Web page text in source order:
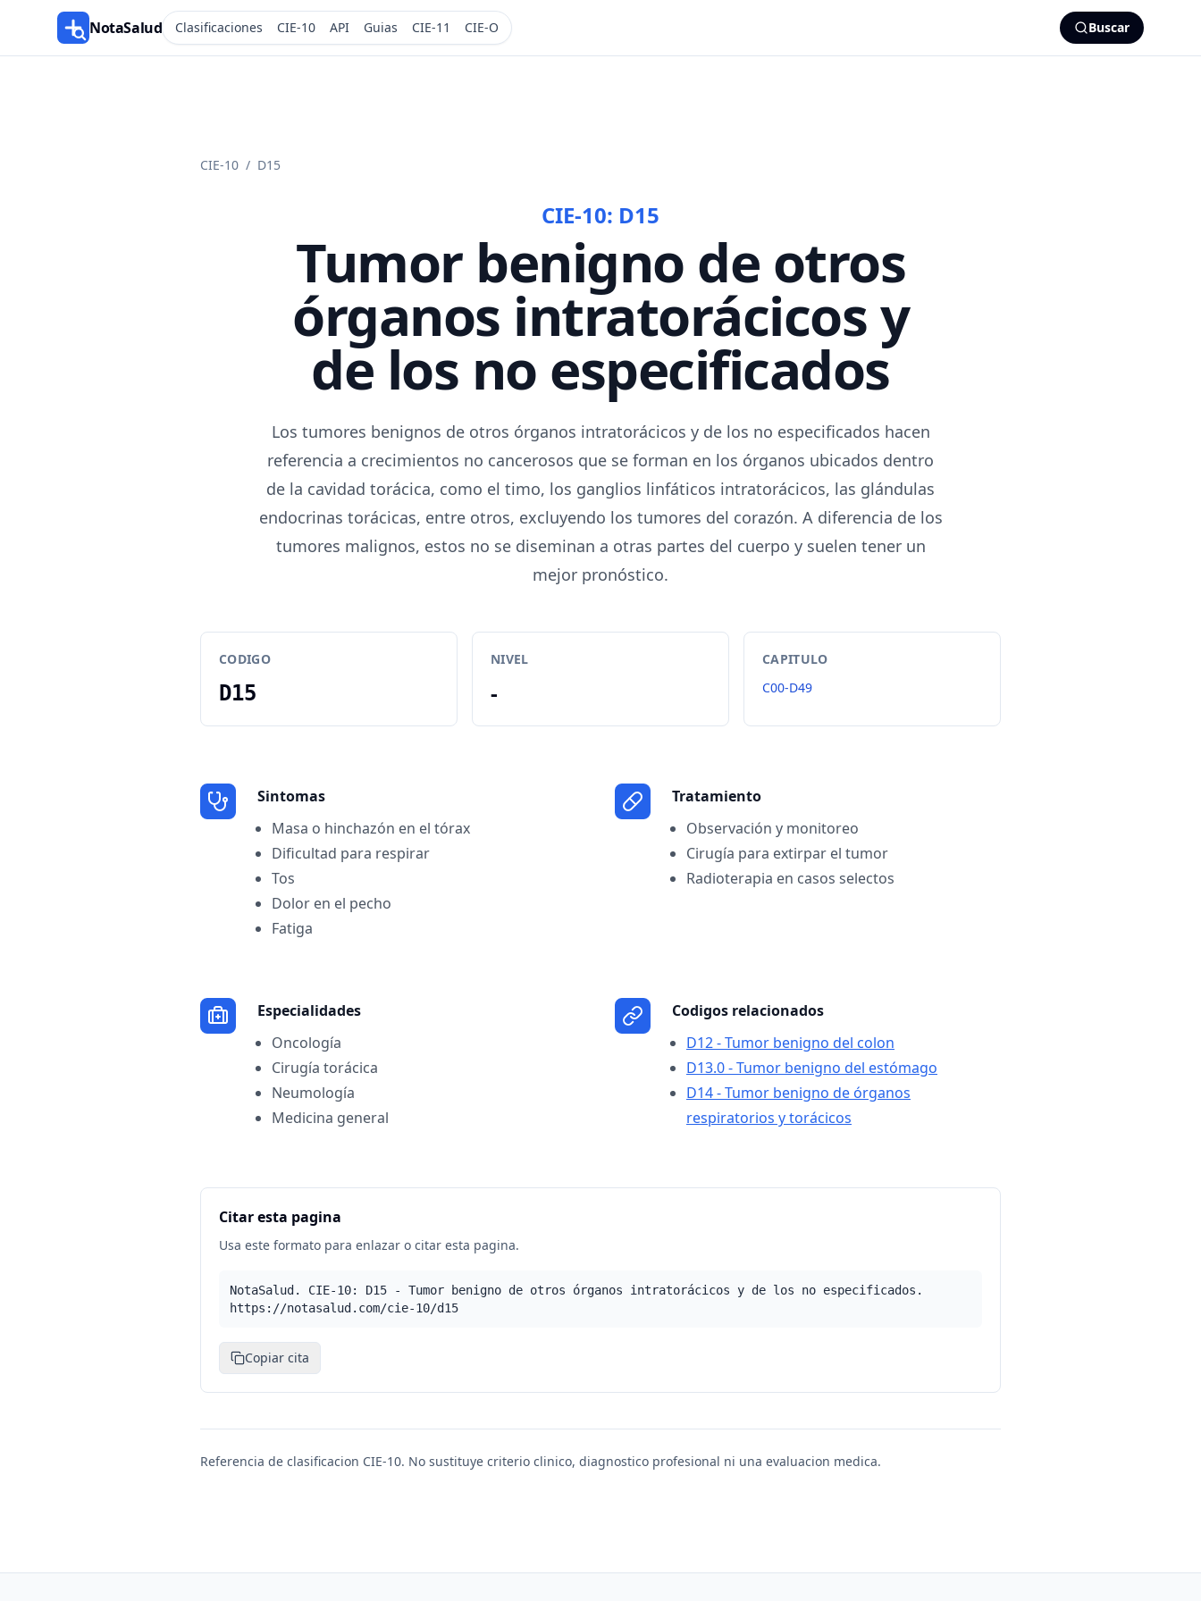
NotaSalud Clasificaciones CIE-10 API Guias CIE-11 CIE-O Buscar
CIE-10 / D15
CIE-10: D15
Tumor benigno de otros
órganos intratorácicos y
de los no especificados
Los tumores benignos de otros órganos intratorácicos y de los no especificados hacen
referencia a crecimientos no cancerosos que se forman en los órganos ubicados dentro
de la cavidad torácica, como el timo, los ganglios linfáticos intratorácicos, las glándulas
endocrinas torácicas, entre otros, excluyendo los tumores del corazón. A diferencia de los
tumores malignos, estos no se diseminan a otras partes del cuerpo y suelen tener un
mejor pronóstico.
CODIGO
D15
NIVEL
-
CAPITULO
C00-D49
Sintomas
Masa o hinchazón en el tórax
Dificultad para respirar
Tos
Dolor en el pecho
Fatiga
Tratamiento
Observación y monitoreo
Cirugía para extirpar el tumor
Radioterapia en casos selectos
Especialidades
Oncología
Cirugía torácica
Neumología
Medicina general
Codigos relacionados
D12 - Tumor benigno del colon
D13.0 - Tumor benigno del estómago
D14 - Tumor benigno de órganos
respiratorios y torácicos
Citar esta pagina
Usa este formato para enlazar o citar esta pagina.
NotaSalud. CIE-10: D15 - Tumor benigno de otros órganos intratorácicos y de los no especificados.
https://notasalud.com/cie-10/d15
Copiar cita
Referencia de clasificacion CIE-10. No sustituye criterio clinico, diagnostico profesional ni una evaluacion medica.